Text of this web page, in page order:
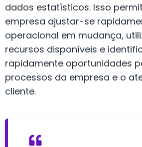
dados estatísticos. Isso
empresa ajustar-se
operacional em mudança,
recursos disponíveis e
rapidamente oportunidades
processos da empresa e o
cliente.